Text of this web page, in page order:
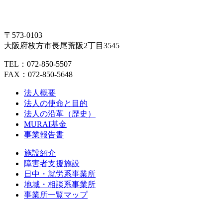
〒573-0103
大阪府枚方市長尾荒阪2丁目3545
TEL：072-850-5507
FAX：072-850-5648
法人概要
法人の使命と目的
法人の沿革（歴史）
MURAI基金
事業報告書
施設紹介
障害者支援施設
日中・就労系事業所
地域・相談系事業所
事業所一覧マップ